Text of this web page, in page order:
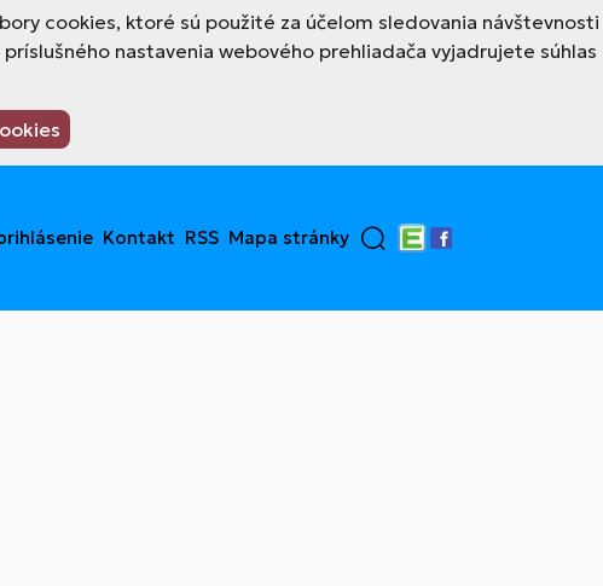
cookies, ktoré sú použité za účelom sledovania návštevnosti
nastavenia webového prehliadača vyjadrujete súhlas
Kontakt RSS Mapa stránky
Edupage
Facebook